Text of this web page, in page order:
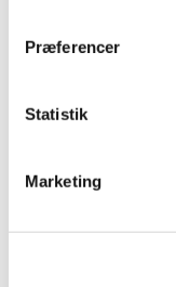
Præferencer
Statistik
Marketing
Du vil